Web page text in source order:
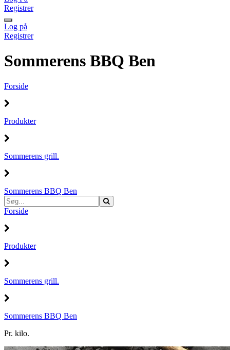
Registrer
Log på
Registrer
Sommerens BBQ Ben
Forside
Produkter
Sommerens grill.
Sommerens BBQ Ben
Forside
Produkter
Sommerens grill.
Sommerens BBQ Ben
Pr. kilo.